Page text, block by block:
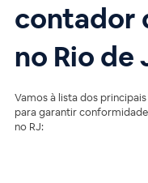
contador
no Rio de
Vamos à lista dos
para garantir
no RJ: